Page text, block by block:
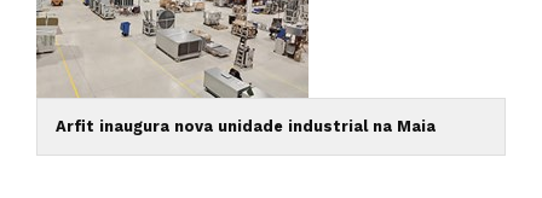
Arfit inaugura nova unidade industrial na Maia